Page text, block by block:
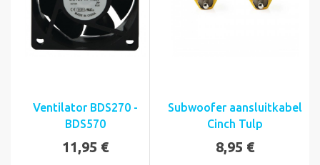
Ventilator BDS270 -
BDS570
11,95 €
Subwoofer aansluitkabel
Cinch Tulp
8,95 €